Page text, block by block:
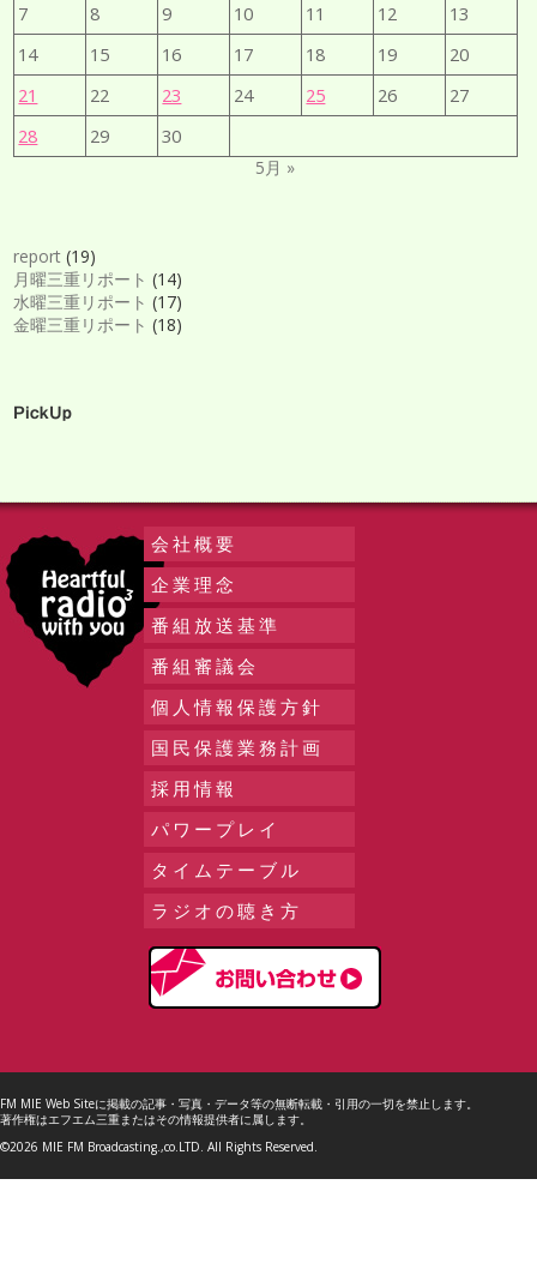
7
8 9 10 11 12
13
14
15 16 17 18 19
20
21
22 23 24 25 26
27
28
29 30
5月 »
report(19)
月曜三重リポート (14)
水曜三重リポート (17)
金曜三重リポート (18)
PickUp
会社概要
企業理念
番組放送基準
番組審議会
個人情報保護方針
国民保護業務計画
採用情報
パワープレイ
タイムテーブル
ラジオの聴き方
FM MIE Web Siteに掲載の記事・写真・データ等の無断転載・引用の一切を禁止します。
著作権はエフエム三重またはその情報提供者に属します。
©2026 MIE FM Broadcasting.,co.LTD. All Rights Reserved.